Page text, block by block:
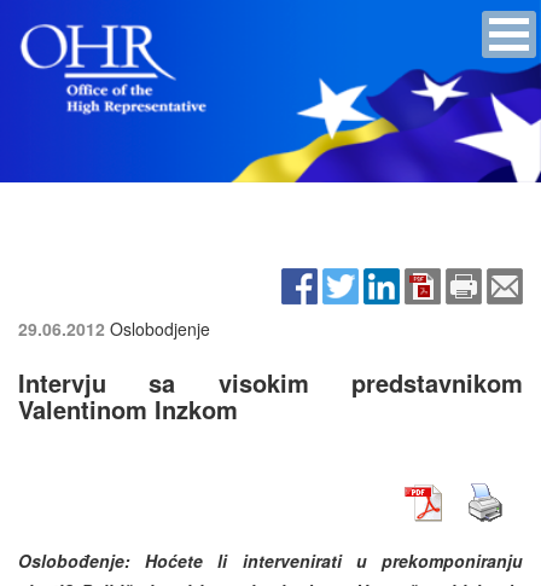
29.06.2012 Oslobodjenje
Intervju sa visokim predstavnikom
Valentinom Inzkom
Oslobođenje: Hoćete li intervenirati u prekomponiranju